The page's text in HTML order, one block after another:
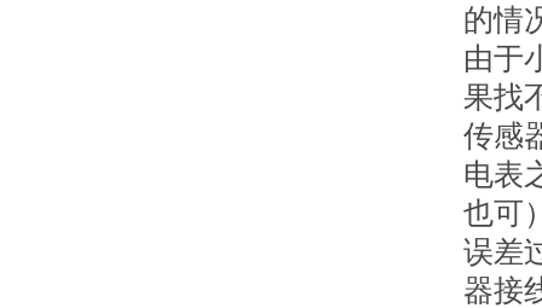
的情
由于
果找
传感
电表
也可
误差
器接